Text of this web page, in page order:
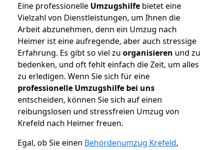
Eine professionelle Umzugshilfe bietet eine
Vielzahl von Dienstleistungen, um Ihnen die
Arbeit abzunehmen, denn ein Umzug nach
Heimer ist eine aufregende, aber auch stressige
Erfahrung. Es gibt so viel zu organisieren und zu
bedenken, und oft fehlt einfach die Zeit, um alles
zu erledigen. Wenn Sie sich für eine
professionelle Umzugshilfe bei uns
entscheiden, können Sie sich auf einen
reibungslosen und stressfreien Umzug von
Krefeld nach Heimer freuen.
Egal, ob Sie einen Behördenumzug Krefeld,